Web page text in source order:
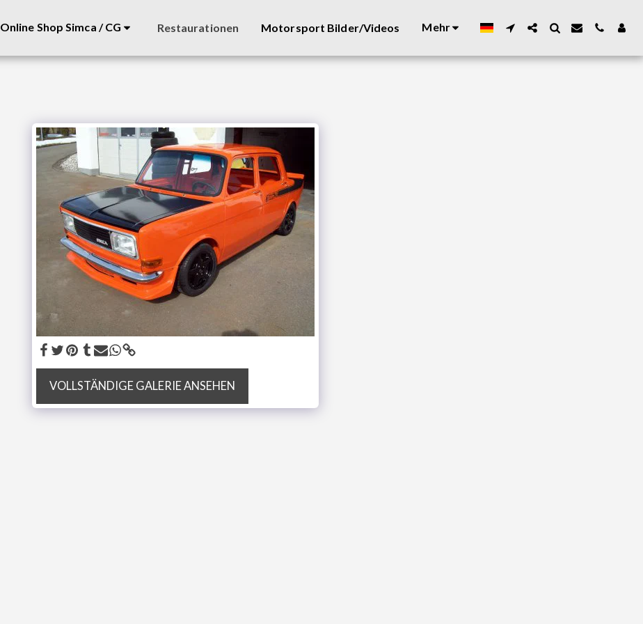
Online Shop Simca / CG Restaurationen Motorsport Bilder/Videos Mehr
VOLLSTÄNDIGE GALERIE ANSEHEN